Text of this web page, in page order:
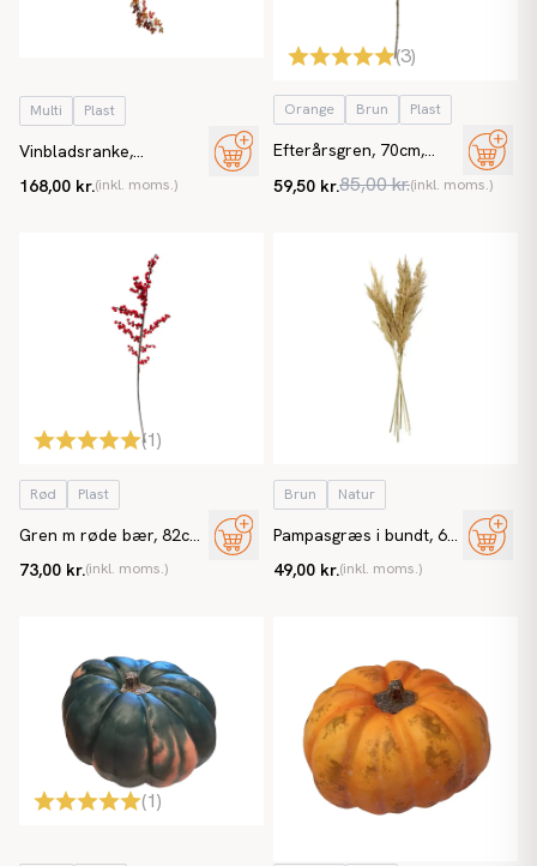
Multi Plast
Vinbladsranke,
kunstig plante
168,00 kr.(inkl. moms.)
(3)
Orange Brun Plast
Efterårsgren, 70cm,
gren
59,50 kr.85,00 kr.(inkl. moms.)
(1)
Rød Plast
Gren m røde bær, 82cm,
73,00 kr.(inkl. moms.)
Brun Natur
Pampasgræs i bundt, 65-
græs
49,00 kr.(inkl. moms.)
(1)